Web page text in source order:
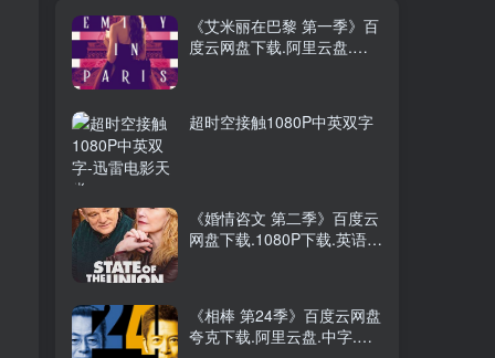
《艾米丽在巴黎 第一季》百
度云网盘下载.阿里云盘.英
超时空接触1080P中英双字
《婚情咨文 第二季》百度云
网盘下载.1080P下载.英语中
《相棒 第24季》百度云网盘
夸克下载.阿里云盘.中字.
6天前 1.1W+人已阅读
飞驰人生34K国语中字
TOP4
TOP5
阿凡达：火与烬4K中英双字
TOP6